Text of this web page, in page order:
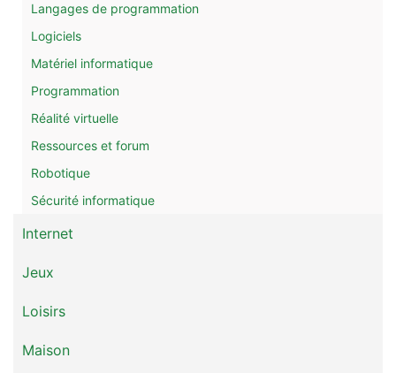
Langages de programmation
Logiciels
Matériel informatique
Programmation
Réalité virtuelle
Ressources et forum
Robotique
Sécurité informatique
Internet
Jeux
Loisirs
Maison